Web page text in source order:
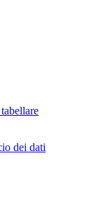
dei dati